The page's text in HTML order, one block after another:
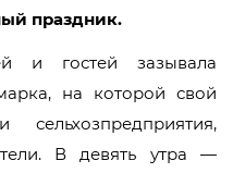
праздник.
и гостей зазывала
на которой свой
В девять утра —